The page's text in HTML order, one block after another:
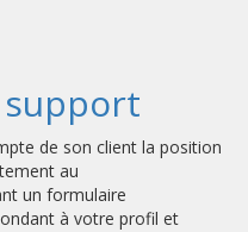
de son client la position
au
un formulaire
à votre profil et